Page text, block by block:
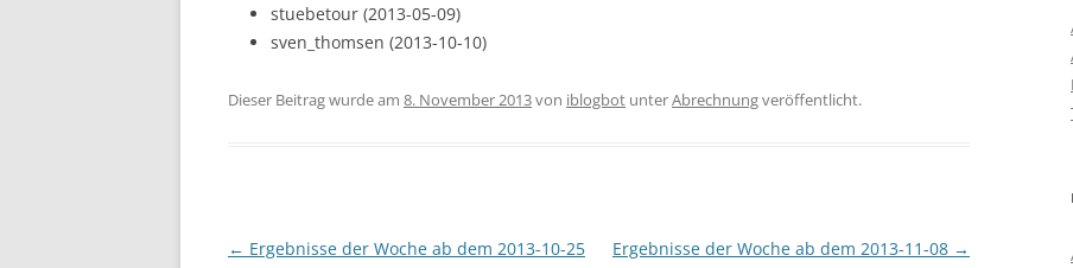
stuebetour (2013-05-09)
sven_thomsen (2013-10-10)
Dieser Beitrag wurde am 8. November 2013von iblogbot unterAbrechnungveröffentlicht.
Beitragsnavigation
← Ergebnisse der Woche ab dem 2013-10-25 Ergebnisse der Woche ab dem 2013-11-08 →